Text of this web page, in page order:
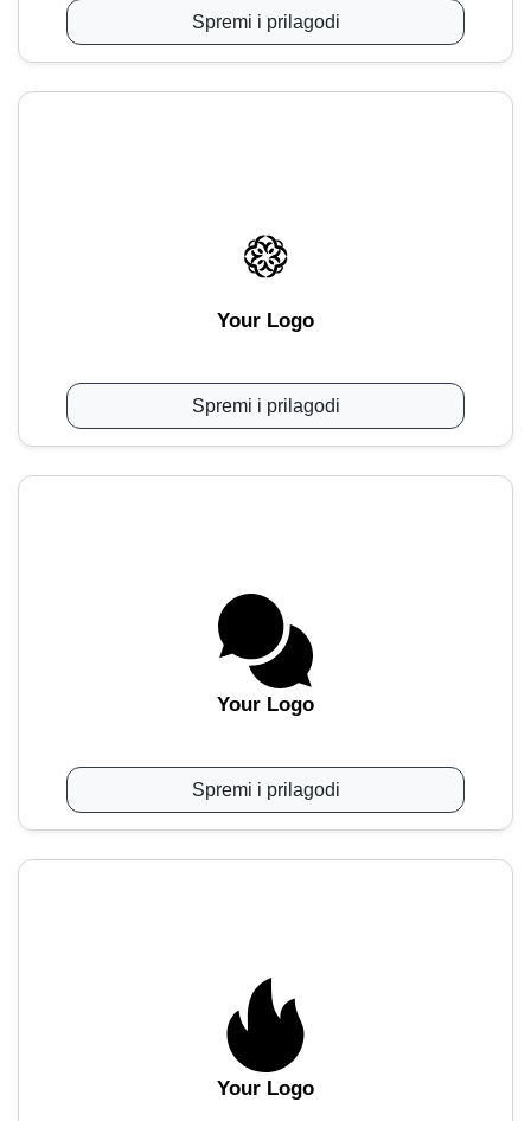
Spremi i prilagodi
Your Logo
Spremi i prilagodi
Your Logo
Spremi i prilagodi
Your Logo